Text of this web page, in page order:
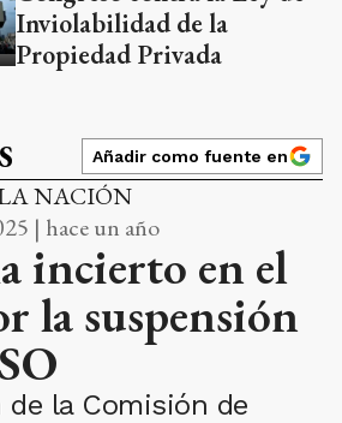
Inviolabilidad de la
Propiedad Privada
Añadir como fuente en
NACIÓN
| hace un año
incierto en el
la suspensión
la Comisión de